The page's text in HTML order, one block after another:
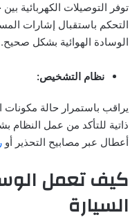
توفر التوصيلات الكهربائية
التحكم باستقبال إشارات
الوسادة الهوائية بشكل صحيح.
نظام التشخيص:
يراقب باستمرار حالة مكونات
ذاتية للتأكد من عمل النظام
أعطال عبر مصابيح التحذير أو
كيف تعمل
السيارة